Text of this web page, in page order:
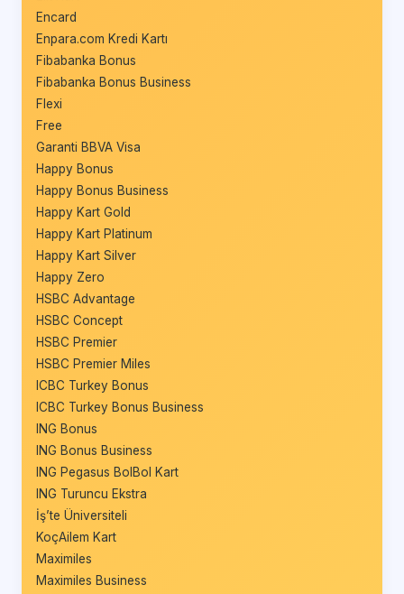
Encard
Enpara.com Kredi Kartı
Fibabanka Bonus
Fibabanka Bonus Business
Flexi
Free
Garanti BBVA Visa
Happy Bonus
Happy Bonus Business
Happy Kart Gold
Happy Kart Platinum
Happy Kart Silver
Happy Zero
HSBC Advantage
HSBC Concept
HSBC Premier
HSBC Premier Miles
ICBC Turkey Bonus
ICBC Turkey Bonus Business
ING Bonus
ING Bonus Business
ING Pegasus BolBol Kart
ING Turuncu Ekstra
İş’te Üniversiteli
KoçAilem Kart
Maximiles
Maximiles Business